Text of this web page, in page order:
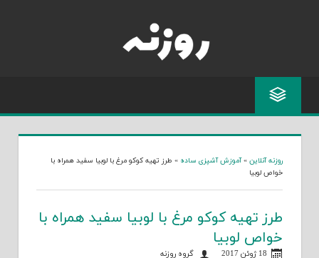
روزنه آنلاین »آموزش آشپزی ساده » طرز تهیه کوکو مرغ با لوبیا سفید همراه با
خواص لوبیا
طرز تهیه کوکو مرغ با لوبیا سفید همراه با
خواص لوبیا
18 ژوئن 2017
گروه روزنه